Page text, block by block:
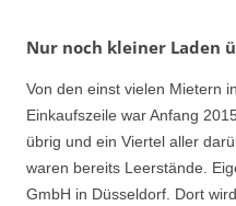
Nur noch kleiner Laden
Von den einst vielen Mietern
Einkaufszeile war Anfang
übrig und ein Viertel aller
waren bereits Leerstände.
GmbH in Düsseldorf. Dort